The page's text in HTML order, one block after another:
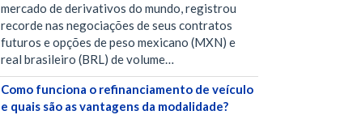
mercado de derivativos do mundo, registrou
recorde nas negociações de seus contratos
futuros e opções de peso mexicano (MXN) e
real brasileiro (BRL) de volume…
Como funciona o refinanciamento de veículo
e quais são as vantagens da modalidade?